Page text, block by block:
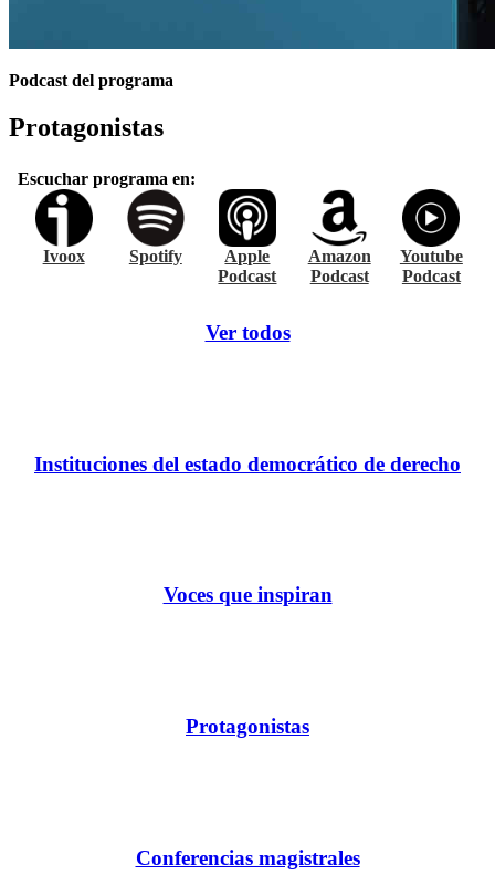
Podcast del programa
Protagonistas
Escuchar programa en:
Ivoox Spotify
Apple
Podcast
Amazon
Podcast
Youtube
Podcast
Ver todos
Instituciones del estado democrático de derecho
Voces que inspiran
Protagonistas
Conferencias magistrales